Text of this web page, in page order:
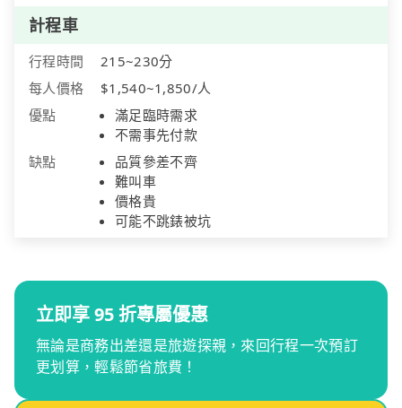
計程車
行程時間
215~230分
每人價格
$1,540~1,850/人
優點
滿足臨時需求
不需事先付款
缺點
品質參差不齊
難叫車
價格貴
可能不跳錶被坑
立即享 95 折專屬優惠
無論是商務出差還是旅遊探親，來回行程一次預訂
更划算，輕鬆節省旅費！